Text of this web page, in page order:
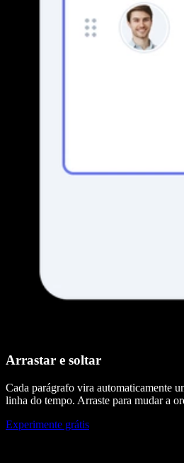
Arrastar e soltar
Cada parágrafo vira automaticamente
linha do tempo. Arraste para mudar a
Experimente grátis